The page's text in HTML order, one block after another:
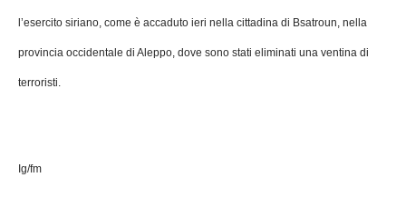
l’esercito siriano, come è accaduto ieri nella cittadina di Bsatroun, nella
provincia occidentale di Aleppo, dove sono stati eliminati una ventina di
terroristi.
Ig/fm